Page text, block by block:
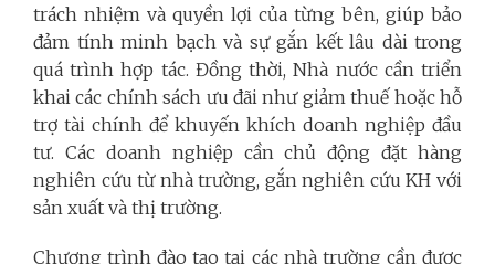
trách nhiệm và quyền lợi của từng bên, giúp bảo
đảm tính minh bạch và sự gắn kết lâu dài trong
quá trình hợp tác. Đồng thời, Nhà nước cần triển
khai các chính sách ưu đãi như giảm thuế hoặc hỗ
trợ tài chính để khuyến khích doanh nghiệp đầu
tư. Các doanh nghiệp cần chủ động đặt hàng
nghiên cứu từ nhà trường, gắn nghiên cứu KH với
sản xuất và thị trường.
Chương trình đào tạo tại các nhà trường cần được